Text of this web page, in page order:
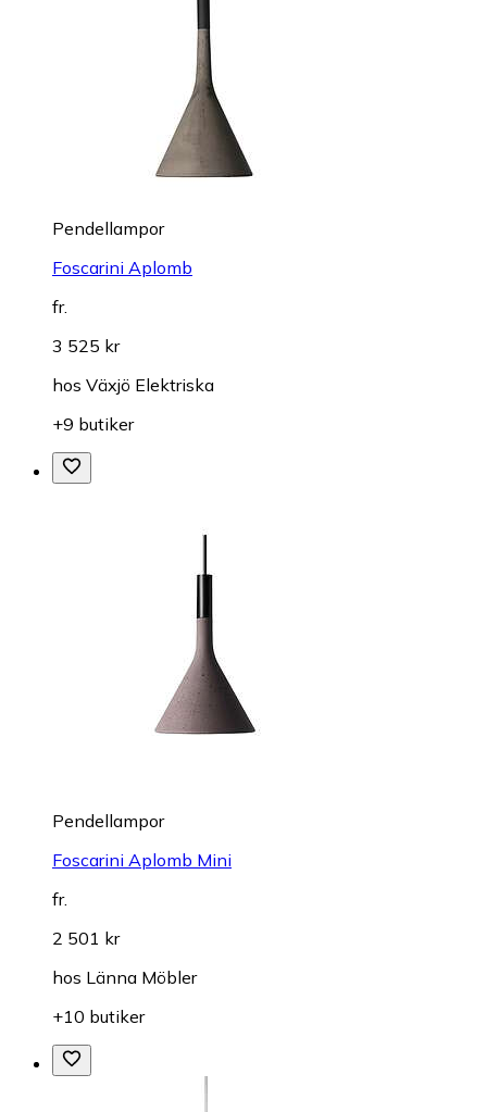
Pendellampor
Foscarini Aplomb
fr.
3 525 kr
hos Växjö Elektriska
+9 butiker
Pendellampor
Foscarini Aplomb Mini
fr.
2 501 kr
hos Länna Möbler
+10 butiker